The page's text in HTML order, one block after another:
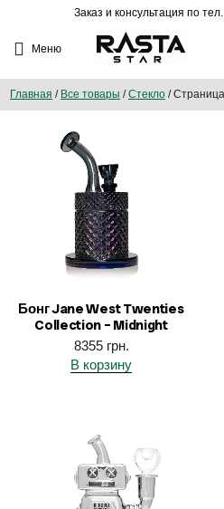
Заказ и консультация по
Меню
Главная / Все товары /Стекло /
Бонг Jane West Twenties
Collection – Midnight
8355 грн.
В корзину